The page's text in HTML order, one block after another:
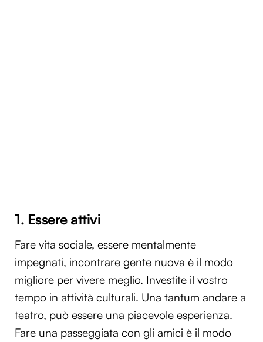
1. Essere attivi
Fare vita sociale, essere mentalmente
impegnati, incontrare gente nuova è il modo
migliore per vivere meglio. Investite il vostro
tempo in attività culturali. Una tantum andare a
teatro, può essere una piacevole esperienza.
Fare una passeggiata con gli amici è il modo